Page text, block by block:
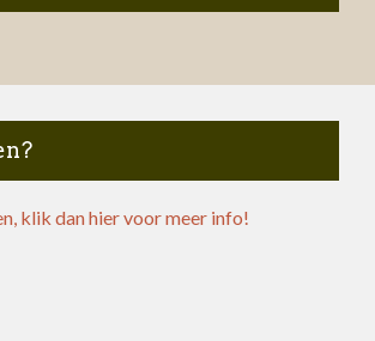
klik dan hier voor meer info!